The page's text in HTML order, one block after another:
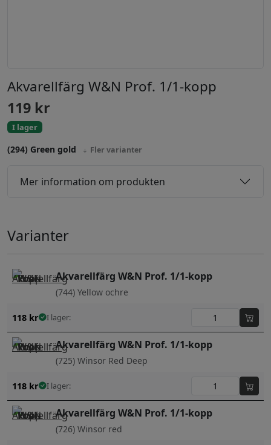
Akvarellfärg W&N Prof. 1/1-kopp
119 kr
I lager
(294) Green gold Fler varianter
Mer information om produkten
Varianter
Akvarellfärg W&N Prof. 1/1-kopp
(744) Yellow ochre
118 kr I lager:
Akvarellfärg W&N Prof. 1/1-kopp
(725) Winsor Red Deep
118 kr I lager:
Akvarellfärg W&N Prof. 1/1-kopp
(726) Winsor red